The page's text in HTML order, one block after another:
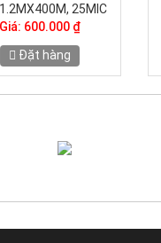
2MX200M, 25MIC
Giá: 430.000 ₫
Đặt hàng